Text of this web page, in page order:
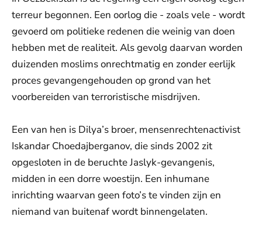
terreur begonnen. Een oorlog die - zoals vele - wordt
gevoerd om politieke redenen die weinig van doen
hebben met de realiteit. Als gevolg daarvan worden
duizenden moslims onrechtmatig en zonder eerlijk
proces gevangengehouden op grond van het
voorbereiden van terroristische misdrijven.
Een van hen is Dilya’s broer, mensenrechtenactivist
Iskandar Choedajberganov, die sinds 2002 zit
opgesloten in de beruchte Jaslyk-gevangenis,
midden in een dorre woestijn. Een inhumane
inrichting waarvan geen foto’s te vinden zijn en
niemand van buitenaf wordt binnengelaten.